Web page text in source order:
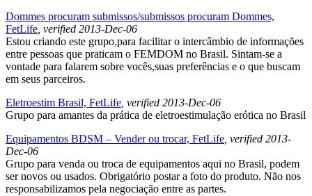
Dommes procuram submissos/submissos procuram Dommes,
FetLife , verified 2013-Dec-06
Estou criando este grupo,para facilitar o intercâmbio de informações
entre pessoas que praticam o FEMDOM no Brasil. Sintam-se a
vontade para falarem sobre vocês,suas preferências e o que buscam
em seus parceiros.
Eletroestim Brasil, FetLife , verified 2013-Dec-06
Grupo para amantes da prática de eletroestimulação erótica no Brasil
Equipamentos BDSM – Vender ou trocar, FetLife , verified 2013-
Dec-06
Grupo para venda ou troca de equipamentos aqui no Brasil, podem
ser novos ou usados. Obrigatório postar a foto do produto. Não nos
responsabilizamos pela negociação entre as partes.